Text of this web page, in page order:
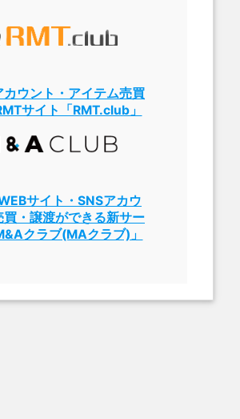
カウント・アイテム売買
サイト「RMT.club」
WEBサイト・SNSアカウ
買・譲渡ができる新サー
クラブ(MAクラブ)」